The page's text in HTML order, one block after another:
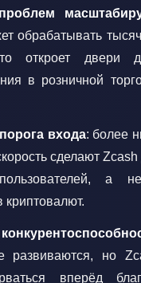
обрабатывать
откроет двери
в розничной
входа: более
сделают
а
криптовалют.
развиваются, но
вперёд